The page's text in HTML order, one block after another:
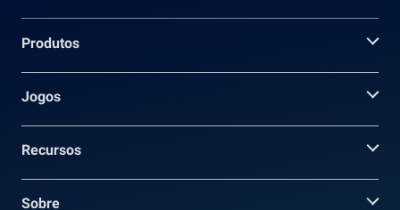
Produtos
Jogos
Recursos
Sobre